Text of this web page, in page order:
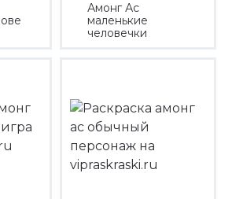
Амонг Ас
маленькие
человечки